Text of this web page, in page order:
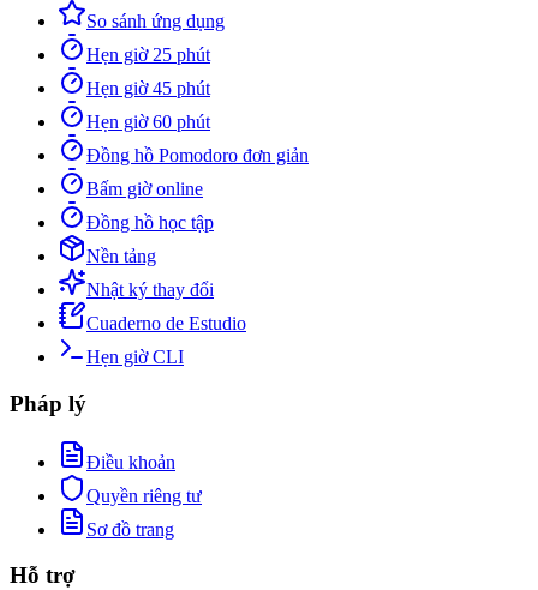
So sánh ứng dụng
Hẹn giờ 25 phút
Hẹn giờ 45 phút
Hẹn giờ 60 phút
Đồng hồ Pomodoro đơn giản
Bấm giờ online
Đồng hồ học tập
Nền tảng
Nhật ký thay đổi
Cuaderno de Estudio
Hẹn giờ CLI
Pháp lý
Điều khoản
Quyền riêng tư
Sơ đồ trang
Hỗ trợ